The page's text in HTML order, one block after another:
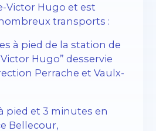
Victor Hugo et est
transports :
à pied de la station de
Hugo” desservie
Perrache et Vaulx-
pied et 3 minutes en
Bellecour,